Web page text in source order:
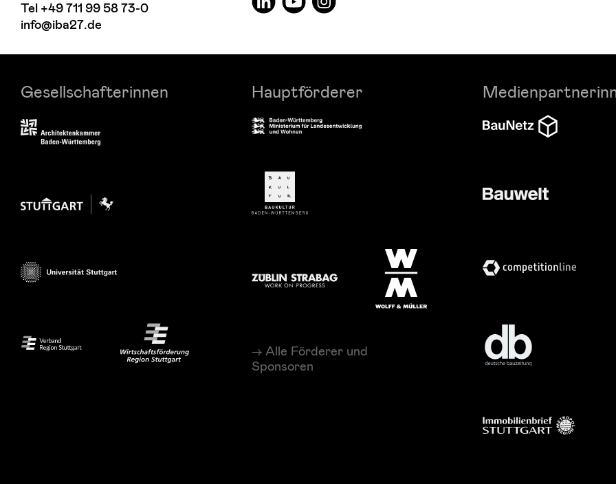
Tel +49 711 99 58 73-0
info@iba27.de
Gesellschafterinnen Hauptförderer
Alle Förderer und
Sponsoren